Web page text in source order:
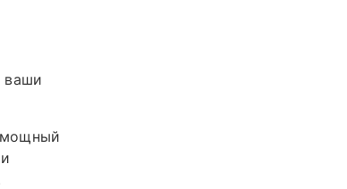
ваши
мощный